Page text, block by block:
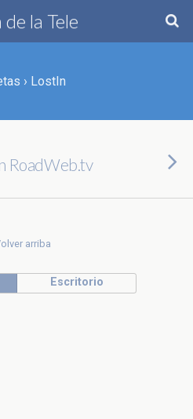
la Tele
› LostIn
RoadWeb.tv
arriba
Escritorio